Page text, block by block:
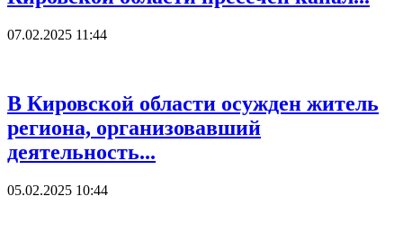
07.02.2025 11:44
В Кировской области осужден житель
региона, организовавший
деятельность...
05.02.2025 10:44